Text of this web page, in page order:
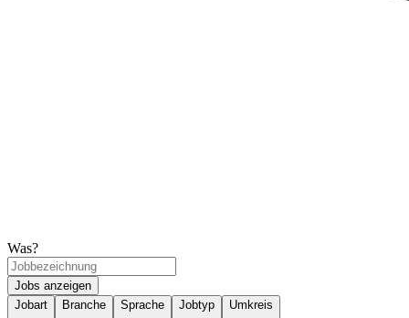
Was?
Jobs anzeigen
Jobart
Branche Sprache Jobtyp Umkreis